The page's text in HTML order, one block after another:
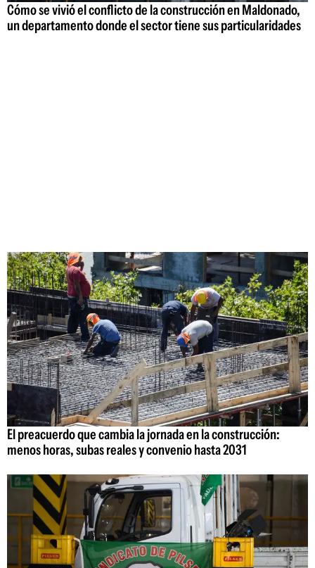
Cómo se vivió el conflicto de la construcción en Maldonado,
un departamento donde el sector tiene sus particularidades
El preacuerdo que cambia la jornada en la construcción:
menos horas, subas reales y convenio hasta 2031